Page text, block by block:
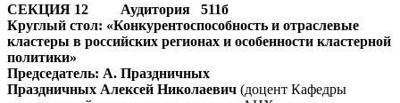
СЕКЦИЯ 12 Аудитория 511б
Круглый стол: «Конкурентоспособность и отраслевые
кластеры в российских регионах и особенности кластерной
политики»
Председатель: А. Праздничных
Праздничных Алексей Николаевич (доцент Кафедры